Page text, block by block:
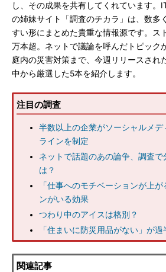
し、その成果を共有してくれています。
の姉妹サイト「調査のチカラ」は、数多
すい形にまとめた貴重な情報源です。ス
万本超。ネットで議論を呼んだトピック
庭内の災害対策まで、今週リリースされ
中から厳選した5本を紹介します。
注目の調査
半数以上の企業がソーシャルメデ
ラインを制定
ネットで話題のあの論争、調査で
は？
「仕事へのモチベーションが上
ンがいる効果
つわり中のアイスは格別？
「住まいに防災用品がない」が過
関連記事